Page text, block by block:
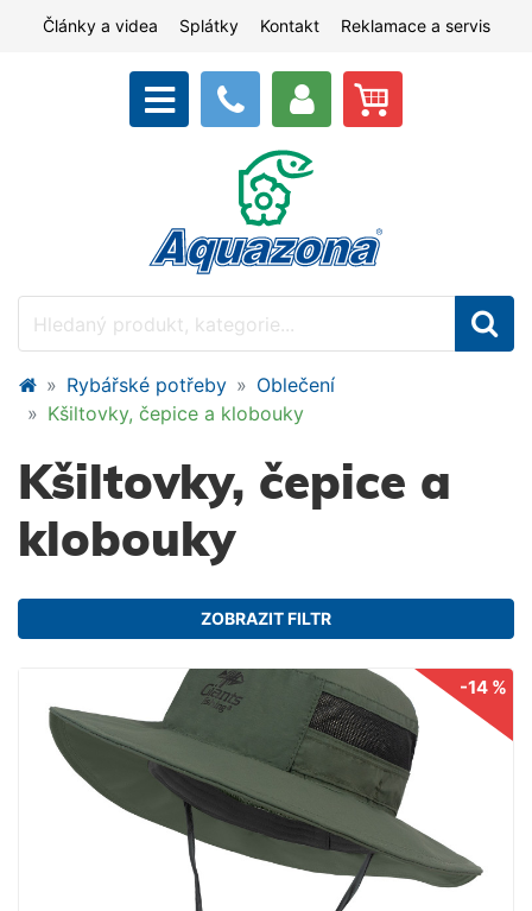
Články a videa Splátky Kontakt Reklamace a servis
Rybářské potřeby
Oblečení
Kšiltovky, čepice a klobouky
Kšiltovky, čepice a
klobouky
ZOBRAZIT FILTR
-14 %